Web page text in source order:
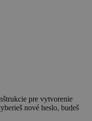
pre vytvorenie
nové heslo, budeš